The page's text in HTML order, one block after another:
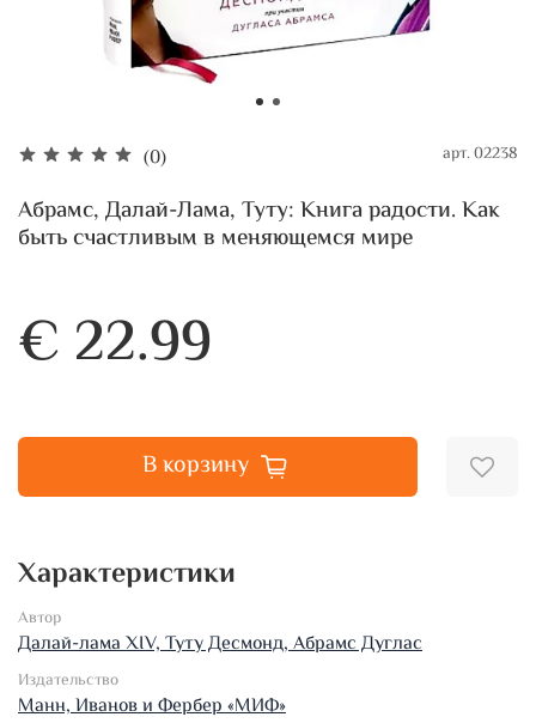
(0) арт.02238
Абрамс, Далай-Лама, Туту: Книга радости. Как
быть счастливым в меняющемся мире
€ 22.99
В корзину
Характеристики
Автор
Далай-лама XIV, Туту Десмонд, Абрамс Дуглас
Издательство
Манн, Иванов и Фербер «МИФ»